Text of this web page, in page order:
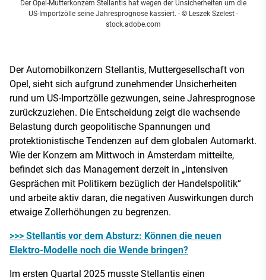
Der Opel-Mutterkonzern Stellantis hat wegen der Unsicherheiten um die
US-Importzölle seine Jahresprognose kassiert. - © Leszek Szelest -
stock.adobe.com
Der Automobilkonzern Stellantis, Muttergesellschaft von
Opel, sieht sich aufgrund zunehmender Unsicherheiten
rund um US-Importzölle gezwungen, seine Jahresprognose
zurückzuziehen. Die Entscheidung zeigt die wachsende
Belastung durch geopolitische Spannungen und
protektionistische Tendenzen auf dem globalen Automarkt.
Wie der Konzern am Mittwoch in Amsterdam mitteilte,
befindet sich das Management derzeit in „intensiven
Gesprächen mit Politikern bezüglich der Handelspolitik“
und arbeite aktiv daran, die negativen Auswirkungen durch
etwaige Zollerhöhungen zu begrenzen.
>>> Stellantis vor dem Absturz: Können die neuen
Elektro-Modelle noch die Wende bringen?
Im ersten Quartal 2025 musste Stellantis einen